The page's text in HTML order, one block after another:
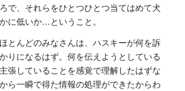
で、それらをひとつひとつ当てはめて犬
に低いか…ということ。
とんどのみなさんは、ハスキーが何を訴
りになるはず。何を伝えようとしている
張していることを感覚で理解したはずな
ら一瞬で得た情報の処理ができたからわ